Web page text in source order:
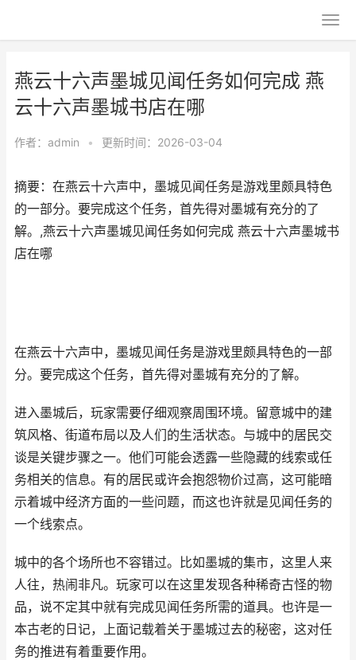
燕云十六声墨城见闻任务如何完成 燕
云十六声墨城书店在哪
作者： admin • 更新时间：2026-03-04
摘要：在燕云十六声中，墨城见闻任务是游戏里颇具特色
的一部分。要完成这个任务，首先得对墨城有充分的了
解。,燕云十六声墨城见闻任务如何完成 燕云十六声墨城书
店在哪
在燕云十六声中，墨城见闻任务是游戏里颇具特色的一部
分。要完成这个任务，首先得对墨城有充分的了解。
进入墨城后，玩家需要仔细观察周围环境。留意城中的建
筑风格、街道布局以及人们的生活状态。与城中的居民交
谈是关键步骤之一。他们可能会透露一些隐藏的线索或任
务相关的信息。有的居民或许会抱怨物价过高，这可能暗
示着城中经济方面的一些问题，而这也许就是见闻任务的
一个线索点。
城中的各个场所也不容错过。比如墨城的集市，这里人来
人往，热闹非凡。玩家可以在这里发现各种稀奇古怪的物
品，说不定其中就有完成见闻任务所需的道具。也许是一
本古老的日记，上面记载着关于墨城过去的秘密，这对任
务的推进有着重要作用。